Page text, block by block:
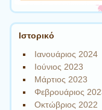
Ιστορικό
Ιανουάριος 2024
Ιούνιος 2023
Μάρτιος 2023
Φεβρουάριος
Οκτώβριος 2022